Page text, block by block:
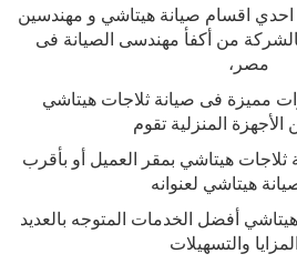
اقسام صيانة هيتاشي و مهندسين
من أكفأ مهندسى الصيانة فى
مصر،
مميزة فى صيانة ثلاجات هيتاشي
المنزلية تقوم
ثلاجات هيتاشي بمقر العميل أو بأقرب
هيتاشي لعنوانه
أفضل الخدمات المتوجه بالعديد
والتسهيلات